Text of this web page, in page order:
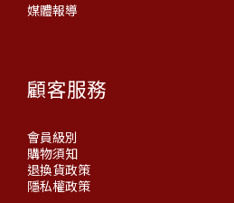
媒體報導
顧客服務
會員級別
購物須知
退換貨政策
隱私權政策